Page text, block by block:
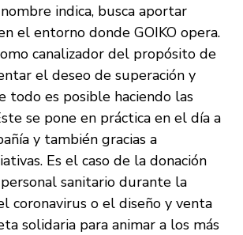
indica, busca aportar
el entorno donde GOIKO opera.
canalizador del propósito de
el deseo de superación y
todo es posible haciendo las
se pone en práctica en el día a
y también gracias a
Es el caso de la donación
sanitario durante la
coronavirus o el diseño y venta
solidaria para animar a los más